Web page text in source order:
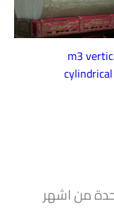
28 m3
من اشهر